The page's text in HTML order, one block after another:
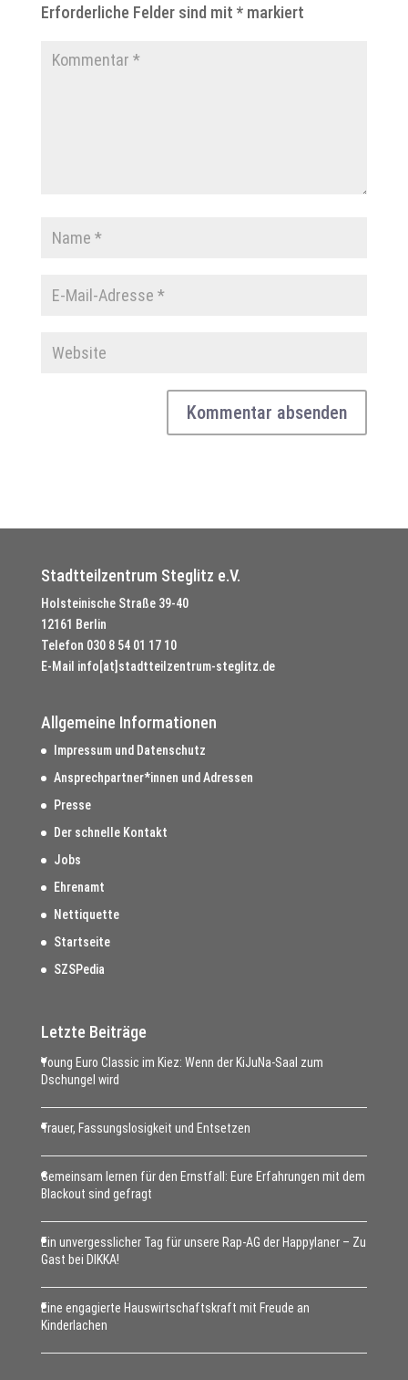
Erforderliche Felder sind mit *markiert
Stadtteilzentrum Steglitz e.V.
Holsteinische Straße 39-40
12161 Berlin
Telefon 030 8 54 01 17 10
E-Mail info[at]stadtteilzentrum-steglitz.de
Allgemeine Informationen
Impressum und Datenschutz
Ansprechpartner*innen und Adressen
Presse
Der schnelle Kontakt
Jobs
Ehrenamt
Nettiquette
Startseite
SZSPedia
Letzte Beiträge
Young Euro Classic im Kiez: Wenn der KiJuNa-Saal zum
Dschungel wird
Trauer, Fassungslosigkeit und Entsetzen
Gemeinsam lernen für den Ernstfall: Eure Erfahrungen mit dem
Blackout sind gefragt
Ein unvergesslicher Tag für unsere Rap-AG der Happylaner – Zu
Gast bei DIKKA!
Eine engagierte Hauswirtschaftskraft mit Freude an
Kinderlachen